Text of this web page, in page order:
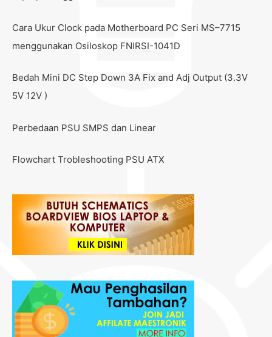
Cara Ukur Clock pada Motherboard PC Seri MS–7715
menggunakan Osiloskop FNIRSI-1041D
Bedah Mini DC Step Down 3A Fix and Adj Output (3.3V
5V 12V )
Perbedaan PSU SMPS dan Linear
Flowchart Trobleshooting PSU ATX